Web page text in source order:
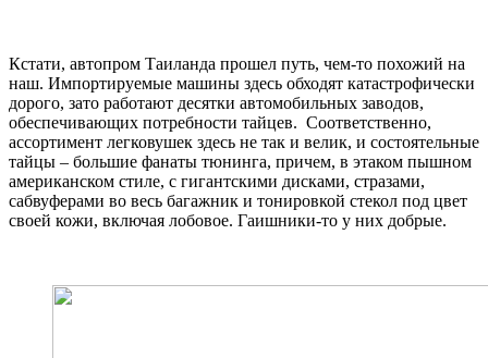
Кстати, автопром Таиланда прошел путь, чем-то похожий на
наш. Импортируемые машины здесь обходят катастрофически
дорого, зато работают десятки автомобильных заводов,
обеспечивающих потребности тайцев. Соответственно,
ассортимент легковушек здесь не так и велик, и состоятельные
тайцы – большие фанаты тюнинга, причем, в этаком пышном
американском стиле, с гигантскими дисками, стразами,
сабвуферами во весь багажник и тонировкой стекол под цвет
своей кожи, включая лобовое. Гаишники-то у них добрые.